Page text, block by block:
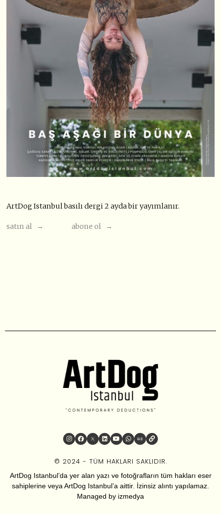
ArtDog Istanbul basılı dergi 2 ayda bir yayımlanır.
satın al → abone ol →
© 2024 - TÜM HAKLARI SAKLIDIR.
ArtDog Istanbul’da yer alan yazı ve fotoğrafların tüm hakları eser
sahiplerine veya ArtDog Istanbul’a aittir. İzinsiz alıntı yapılamaz.
Managed by izmedya